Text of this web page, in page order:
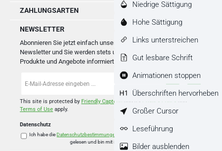
ZAHLUNGSARTEN
NEWSLETTER
Abonnieren Sie jetzt einfach unseren regelmäßig erscheinenden
Newsletter und Sie werden stets unter den Ersten sein, über neue
Produkte und Angebote informiert werden.
Mail-
*
This site is protected by Friendly Captcha and its Privacy Policy and
Terms of Use apply.
Datenschutz
Ich habe dieDatenschutzbestimmungen zur Kenntnis genommen und die
gelesen und bin mit ihnen einverstanden.
Niedrige Sättigung
Hohe Sättigung
Links unterstreichen
Gut lesbare Schrift
Animationen stoppen
Überschriften hervorheben
Großer Cursor
Leseführung
Bilder ausblenden